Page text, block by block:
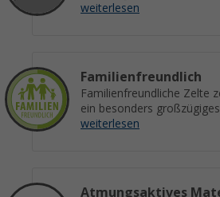
weiterlesen
Familienfreundlich
Familienfreundliche Zelte
ein besonders
weiterlesen
Atmungsaktives